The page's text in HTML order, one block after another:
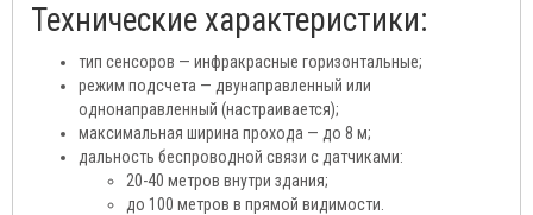
Технические характеристики:
тип сенсоров — инфракрасные горизонтальные;
режим подсчета — двунаправленный или
однонаправленный (настраивается);
максимальная ширина прохода — до 8 м;
дальность беспроводной связи с датчиками:
20-40 метров внутри здания;
до 100 метров в прямой видимости.